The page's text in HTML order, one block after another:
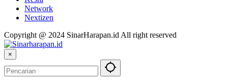
Network
Nextizen
Copyright @ 2024 SinarHarapan.id All right reserved
×